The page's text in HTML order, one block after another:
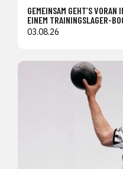
GEMEINSAM GEHT’S
EINEM TRAININGSLAGER-
03.08.26